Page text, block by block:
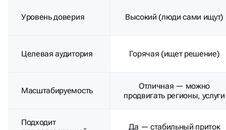
Уровень доверия Высокий (люди сами ищут)
Целевая аудитория Горячая (ищет решение)
Масштабируемость
Отличная — можно
продвигать регионы, услуги
Подходит
Да — стабильный приток